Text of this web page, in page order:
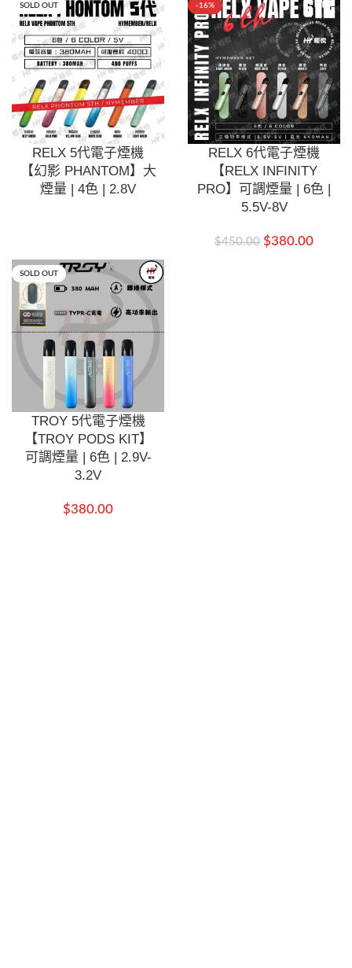
SOLD OUT
RELX 5代電子煙機
【幻影 PHANTOM】大
煙量 | 4色 | 2.8V
-16%
RELX 6代電子煙機
【RELX INFINITY
PRO】可調煙量 | 6色 |
5.5V-8V
$450.00 $380.00
SOLD OUT
TROY 5代電子煙機
【TROY PODS KIT】
可調煙量 | 6色 | 2.9V-
3.2V
$380.00